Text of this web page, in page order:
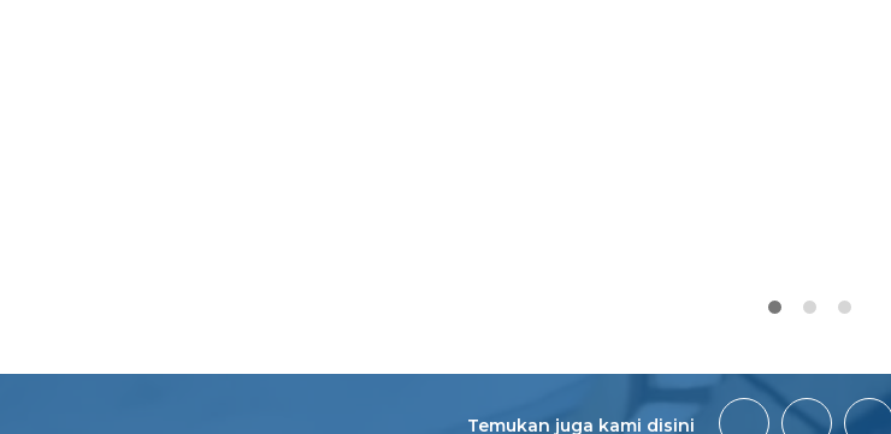
Temukan juga kami disini